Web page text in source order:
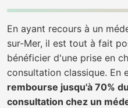
En ayant recours à un
sur-Mer, il est tout à fait
bénéficier d'une prise en
consultation classique. En
rembourse jusqu'à 70%
consultation chez un